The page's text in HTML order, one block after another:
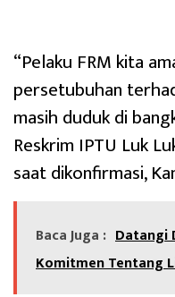
“Pelaku FRM kita
persetubuhan
masih duduk di
Reskrim IPTU Luk
saat dikonfirmasi,
Baca Juga : Datangi
Komitmen Tentang